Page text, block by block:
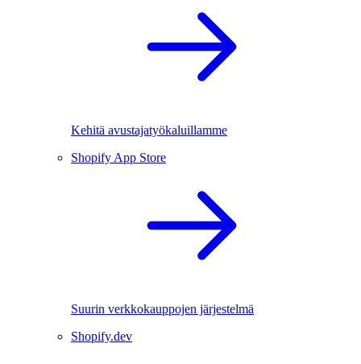
Kehitä avustajatyökaluillamme
Shopify App Store
Suurin verkkokauppojen järjestelmä
Shopify.dev